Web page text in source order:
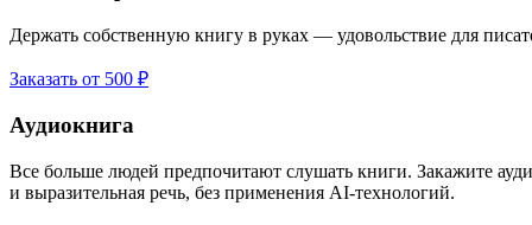
Держать собственную книгу в руках — удовольствие для
Заказать от 500 ₽
Аудиокнига
Все больше людей предпочитают слушать книги. Закажите
и выразительная речь, без применения AI-технологий.